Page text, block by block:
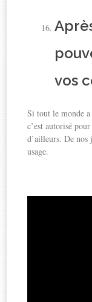
vos
Si tout le monde
c’est autorisé
d’ailleurs. De nos
usage.